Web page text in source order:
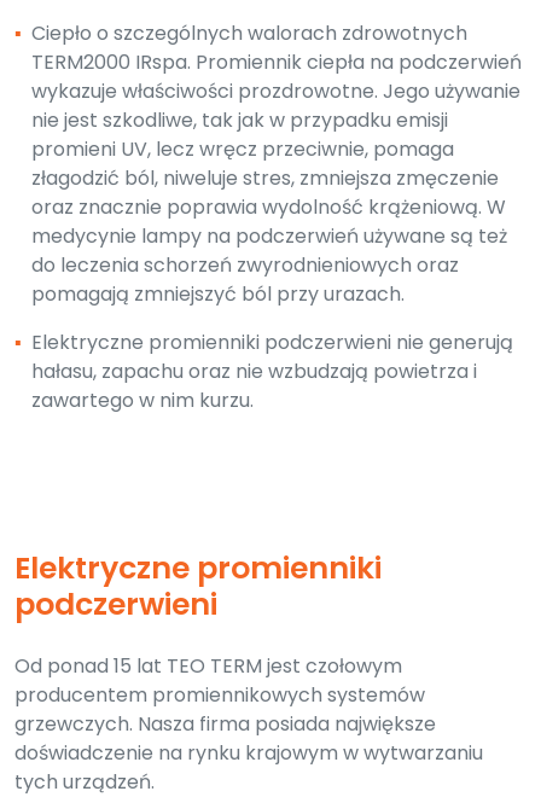
▪ Ciepło o szczególnych walorach zdrowotnych
TERM2000 IRspa. Promiennik ciepła na podczerwień
wykazuje właściwości prozdrowotne. Jego używanie
nie jest szkodliwe, tak jak w przypadku emisji
promieni UV, lecz wręcz przeciwnie, pomaga
złagodzić ból, niweluje stres, zmniejsza zmęczenie
oraz znacznie poprawia wydolność krążeniową. W
medycynie lampy na podczerwień używane są też
do leczenia schorzeń zwyrodnieniowych oraz
pomagają zmniejszyć ból przy urazach.
▪ Elektryczne promienniki podczerwieni nie generują
hałasu, zapachu oraz nie wzbudzają powietrza i
zawartego w nim kurzu.
Elektryczne promienniki
podczerwieni
Od ponad 15 lat TEO TERM jest czołowym
producentem promiennikowych systemów
grzewczych. Nasza firma posiada największe
doświadczenie na rynku krajowym w wytwarzaniu
tych urządzeń.